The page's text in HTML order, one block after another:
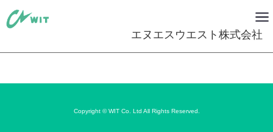
エヌエスウエスト株式会社
Copyright © WIT Co. Ltd All Rights Reserved.